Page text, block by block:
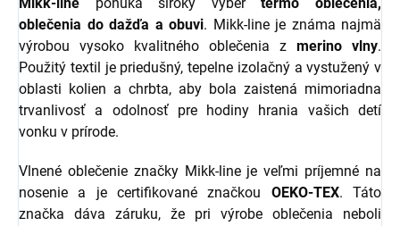
oblečenia do dažďa a obuvi. Mikk-line je známa najmä
výrobou vysoko kvalitného oblečenia z merino vlny.
Použitý textil je priedušný, tepelne izolačný a vystužený v
oblasti kolien a chrbta, aby bola zaistená mimoriadna
trvanlivosť a odolnosť pre hodiny hrania vašich detí
vonku v prírode.
Vlnené oblečenie značky Mikk-line je veľmi príjemné na
nosenie a je certifikované značkou OEKO-TEX. Táto
značka dáva záruku, že pri výrobe oblečenia neboli